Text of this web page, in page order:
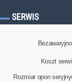
SERWIS
Koszt
Rozmiar opon